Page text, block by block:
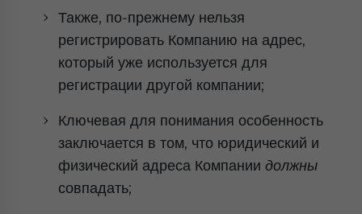
Также, по-прежнему нельзя
регистрировать Компанию на адрес,
который уже используется для
регистрации другой компании;
Ключевая для понимания особенность
заключается в том, что юридический и
физический адреса Компании должны
совпадать;